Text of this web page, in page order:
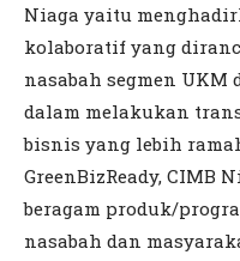
Niaga yaitu
kolaboratif yang
nasabah segmen UKM
dalam melakukan
bisnis yang lebih
GreenBizReady, CIMB
beragam produk/
nasabah dan